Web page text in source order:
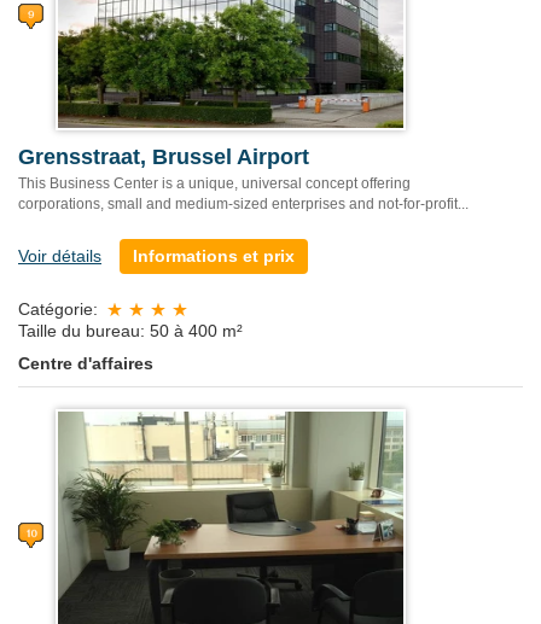
Grensstraat, Brussel Airport
This Business Center is a unique, universal concept offering
corporations, small and medium-sized enterprises and not-for-profit...
Voir détails Informations et prix
Catégorie:
Taille du bureau: 50 à 400 m²
Centre d'affaires